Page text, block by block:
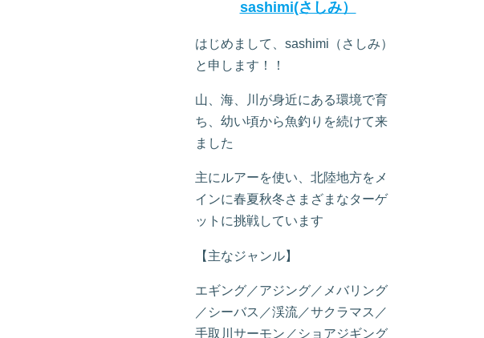
sashimi(さしみ）
はじめまして、sashimi（さしみ）
と申します！！
山、海、川が身近にある環境で育
ち、幼い頃から魚釣りを続けて来
ました
主にルアーを使い、北陸地方をメ
インに春夏秋冬さまざまなターゲ
ットに挑戦しています
【主なジャンル】
エギング／アジング／メバリング
／シーバス／渓流／サクラマス／
手取川サーモン／ショアジギング